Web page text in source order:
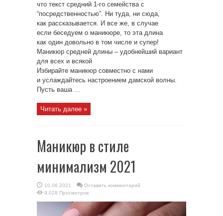
что текст средний 1-го семейства с
“посредственностью”. Ни туда, ни сюда,
как рассказывается. И все же, в случае
если беседуем о маникюре, то эта длина
как один довольно в том числе и супер!
Маникюр средней длины – удобнейший вариант
для всех и всякой
Избирайте маникюр совместно с нами
и услаждайтесь настроением дамской волны.
Пусть ваша ...
Читать далее »
Маникюр в стиле
минимализм 2021
10.06.2021
Оставить комментарий
9,028 Просмотров